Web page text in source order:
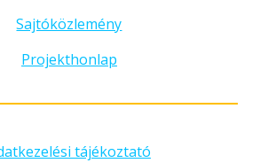
Sajtóközlemény
Projekthonlap
tájékoztató